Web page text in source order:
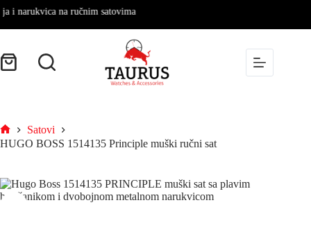
na ručnim satovima
Satovi
HUGO BOSS 1514135 Principle muški ručni sat